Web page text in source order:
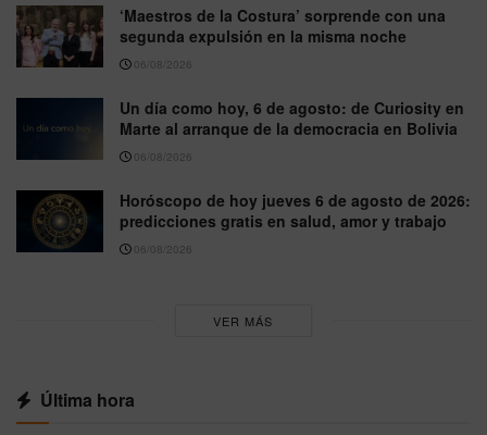
‘Maestros de la Costura’ sorprende con una
segunda expulsión en la misma noche
06/08/2026
Un día como hoy, 6 de agosto: de Curiosity en
Marte al arranque de la democracia en Bolivia
06/08/2026
Horóscopo de hoy jueves 6 de agosto de 2026:
predicciones gratis en salud, amor y trabajo
06/08/2026
VER MÁS
Última hora